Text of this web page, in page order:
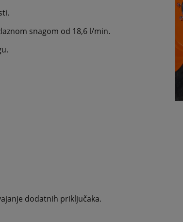
snagom od 18,6 l/min.
dodatnih priključaka.